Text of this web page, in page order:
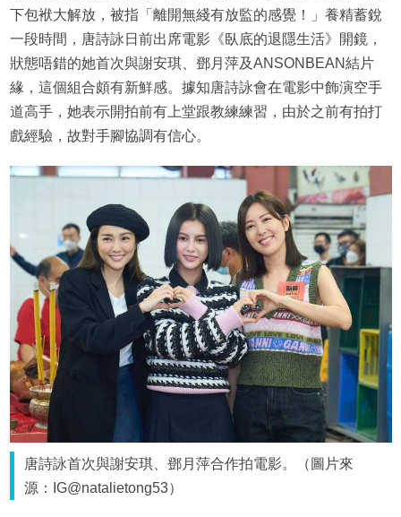
下包袱大解放，被指「離開無綫有放監的感覺！」養精蓄銳
一段時間，唐詩詠日前出席電影《臥底的退隱生活》開鏡，
狀態唔錯的她首次與謝安琪、鄧月萍及ANSONBEAN結片
緣，這個組合頗有新鮮感。據知唐詩詠會在電影中飾演空手
道高手，她表示開拍前有上堂跟教練練習，由於之前有拍打
戲經驗，故對手腳協調有信心。
唐詩詠首次與謝安琪、鄧月萍合作拍電影。（圖片來
源：IG@natalietong53）